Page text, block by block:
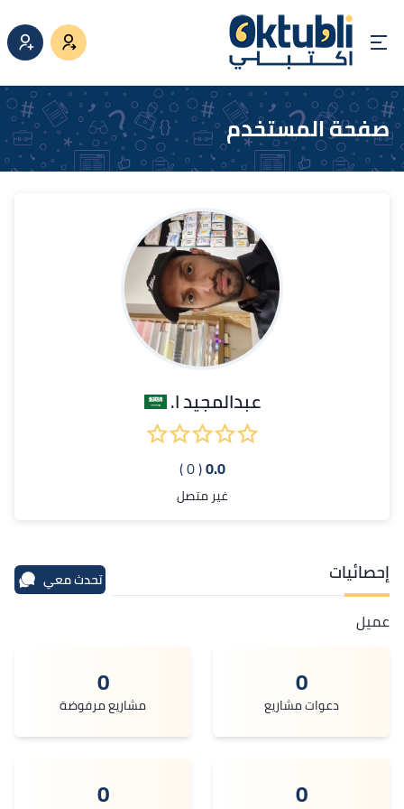
صفحة المستخدم
عبدالمجيد ا.
0.0
( 0 )
غير متصل
إحصائيات تحدث معي
عميل
0
دعوات مشاريع
0
مشاريع مرفوضة
0
0